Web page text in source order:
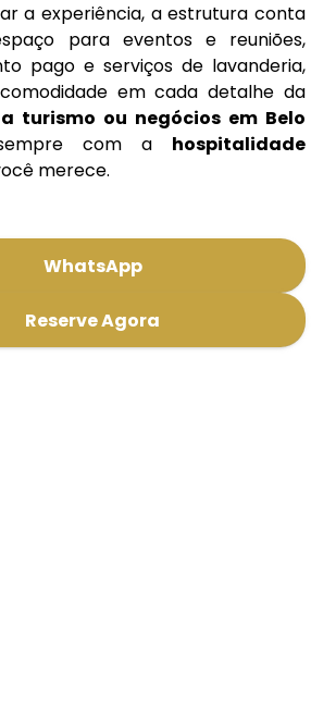
a experiência, a estrutura conta
para eventos e reuniões,
pago e serviços de lavanderia,
em cada detalhe da
turismo ou negócios em Belo
com a hospitalidade
merece.
WhatsApp
Reserve Agora